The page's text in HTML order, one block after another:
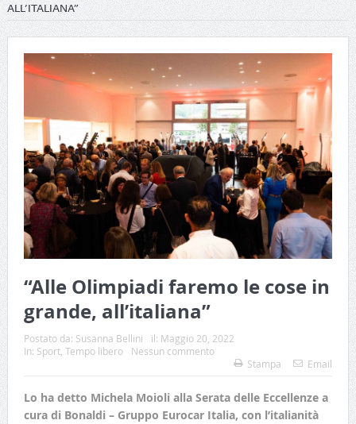
ALL’ITALIANA”
“Alle Olimpiadi faremo le cose in
grande, all’italiana”
Postato da: Susanna Bellini il: Maggio 20, 2022
In: Sport, Tempo libero
Nessun commento
Stampa
Email
Lo ha detto Michela Moioli alla Serata delle Eccellenze a
cura di Bonaldi – Gruppo Eurocar Italia, con l’italianità